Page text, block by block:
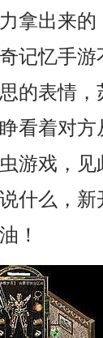
拿出来
记忆手
思的表情
看着对
游戏，
什么，
！